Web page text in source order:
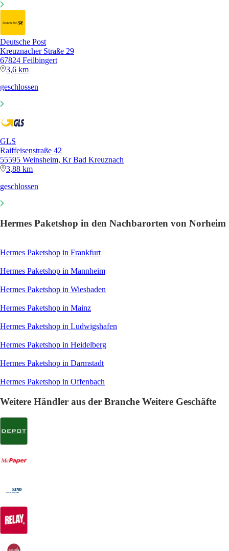
Deutsche Post
Kreuznacher Straße 29
67824 Feilbingert
3,6 km
geschlossen
GLS
Raiffeisenstraße 42
55595 Weinsheim, Kr Bad Kreuznach
3,88 km
geschlossen
Hermes Paketshop in den Nachbarorten von Norheim
Hermes Paketshop in Frankfurt
Hermes Paketshop in Mannheim
Hermes Paketshop in Wiesbaden
Hermes Paketshop in Mainz
Hermes Paketshop in Ludwigshafen
Hermes Paketshop in Heidelberg
Hermes Paketshop in Darmstadt
Hermes Paketshop in Offenbach
Weitere Händler aus der Branche Weitere Geschäfte